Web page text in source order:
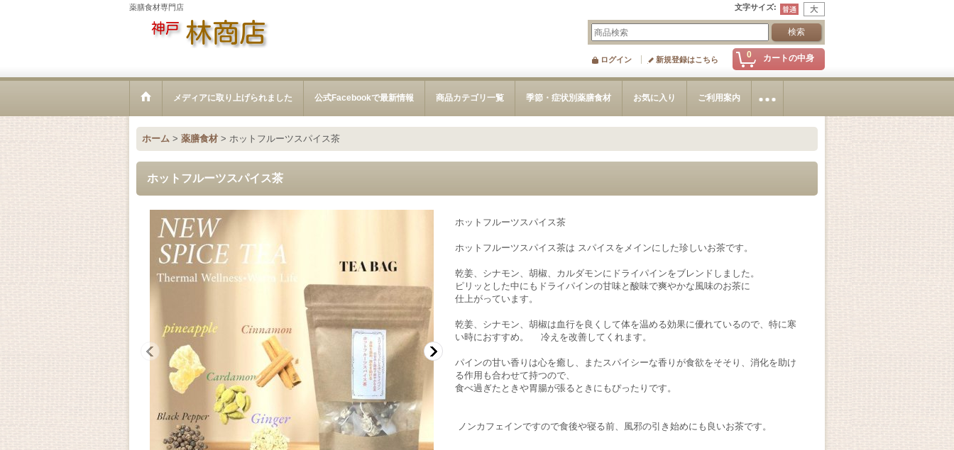
薬膳食材専門店 文字サイズ:
0 カートの中身
ログイン 新規登録はこちら
メディアに取り上げられました 公式Facebookで最新情報 商品カテゴリ一覧 季節・症状別薬膳食材 お気に入り ご利用案内
ホーム > 薬膳食材 > ホットフルーツスパイス茶
ホットフルーツスパイス茶
ホットフルーツスパイス茶
ホットフルーツスパイス茶は スパイスをメインにした珍しいお茶です。
乾姜、シナモン、胡椒、カルダモンにドライパインをブレンドしました。
ピリッとした中にもドライパインの甘味と酸味で爽やかな風味のお茶に
仕上がっています。
乾姜、シナモン、胡椒は血行を良くして体を温める効果に優れているので、特に寒
い時におすすめ。 冷えを改善してくれます。
パインの甘い香りは心を癒し、またスパイシーな香りが食欲をそそり、消化を助け
る作用も合わせて持つので、
食べ過ぎたときや胃腸が張るときにもぴったりです。
ノンカフェインですので食後や寝る前、風邪の引き始めにも良いお茶です。